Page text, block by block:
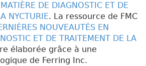
DE DIAGNOSTIC ET DE
NYCTURIE. La ressource de FMC
NOUVEAUTÉS EN
ET DE TRAITEMENT DE LA
élaborée grâce à une
de Ferring Inc.